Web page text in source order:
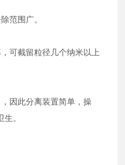
范围广。
截留粒径几个纳米以上
因此分离装置简单，操
。